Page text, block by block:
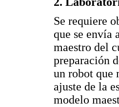
Se requiere
que se envía
maestro del
preparación
un robot que
ajuste de la
modelo